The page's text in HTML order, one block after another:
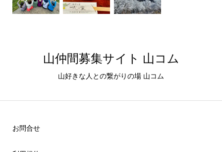
山仲間募集サイト 山コム
山好きな人との繋がりの場 山コム
お問合せ